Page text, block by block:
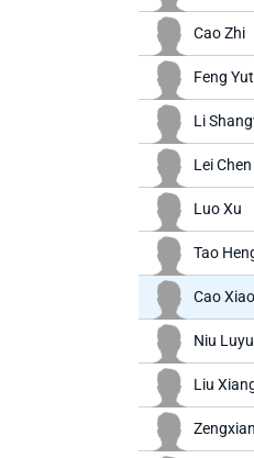
Cao Zhi
Feng
Li
Lei Chen
Luo Xu
Tao
Cao
Niu
Liu